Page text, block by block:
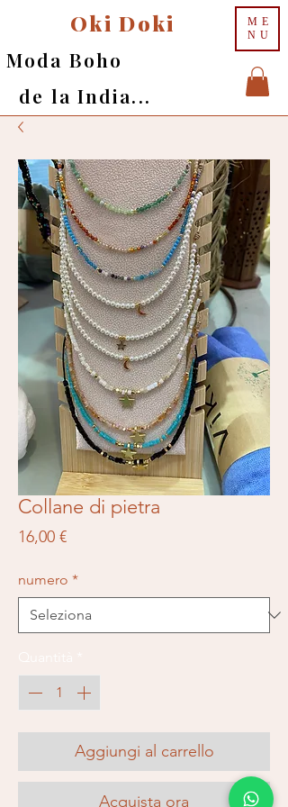
ME
NU
Oki Doki
Moda Boho
de la India...
Collane di pietra
16,00 €Prezzo
numero *
Aggiungi al carrello
Acquista ora